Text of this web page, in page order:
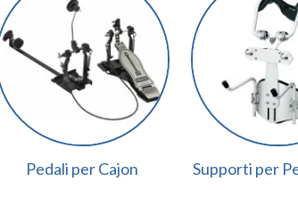
Pedali per Cajon Supporti per